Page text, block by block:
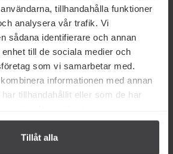
tillhandahålla funktioner
analysera vår trafik. Vi
sådana identifierare och annan
till de sociala medier och
som vi samarbetar med.
informationen med annan
tillhandahållit eller som de har
Tillåt alla
KOPIKO Kaffegodis Cappuccino
100g
Köp
varor